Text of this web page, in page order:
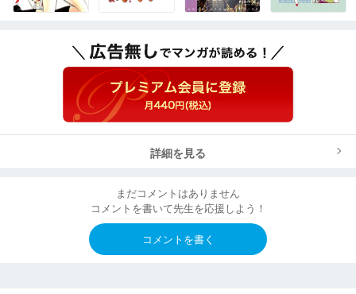
詳細を見る
まだコメントはありません
コメントを書いて先生を応援しよう！
コメントを書く